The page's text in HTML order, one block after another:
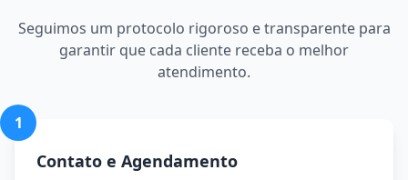
Seguimos um protocolo rigoroso e transparente para
garantir que cada cliente receba o melhor
atendimento.
1
Contato e Agendamento